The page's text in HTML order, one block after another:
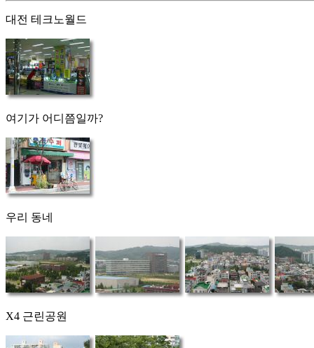
대전 테크노월드
여기가 어디쯤일까?
우리 동네
X4 근린공원